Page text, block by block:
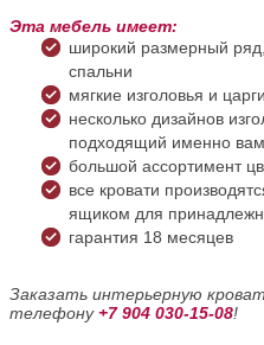
Эта мебель имеет:
широкий размерный
спальни
мягкие изголовья и
несколько дизайнов
подходящий именно вам
большой ассортимент
все кровати
ящиком для
гарантия 18 месяцев
Заказать интерьерную
телефону+7 904 030-15-08!